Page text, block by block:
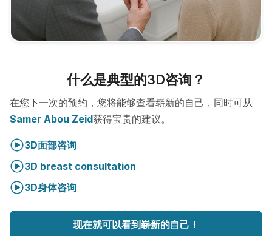
什么是典型的3D咨询？
在您下一次的预约，您将能够查看崭新的自己，同时可从
Samer Abou Zeid获得宝贵的建议。
3D面部咨询
3D breast consultation
3D身体咨询
现在就可以看到崭新的自己！